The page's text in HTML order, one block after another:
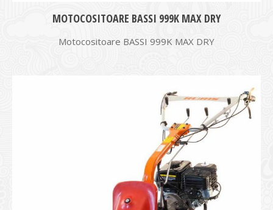
MOTOCOSITOARE BASSI 999K MAX DRY
Motocositoare BASSI 999K MAX DRY